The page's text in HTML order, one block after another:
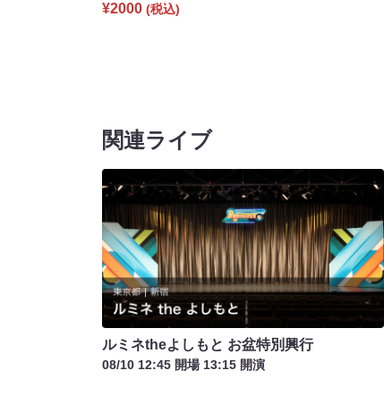
¥2000 (税込)
関連ライブ
ルミネtheよしもと お盆特別興行
08/10 12:45 開場 13:15 開演